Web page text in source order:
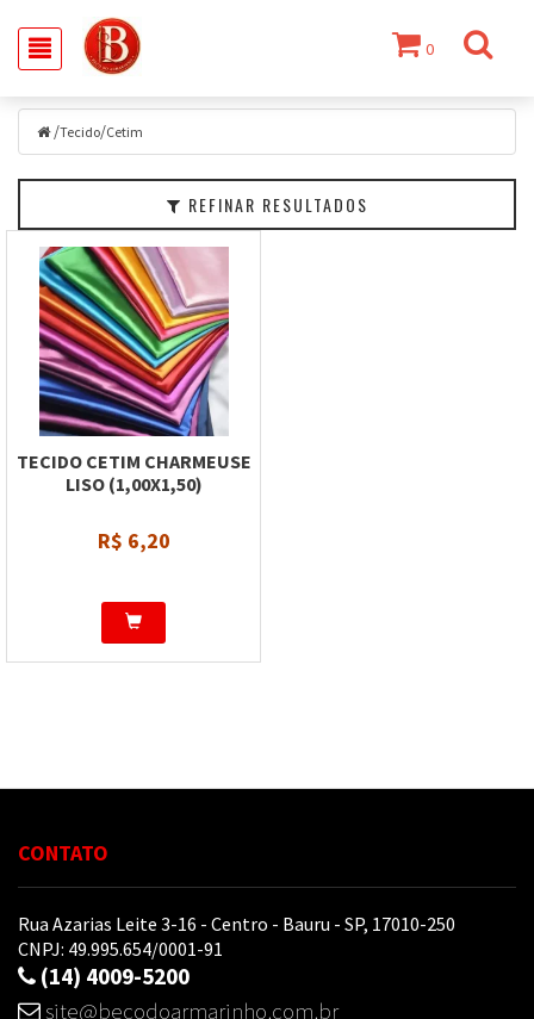
0
/Tecido/Cetim
REFINAR RESULTADOS
Filtrar
Tecido
Faixa
Preço
TECIDO CETIM CHARMEUSE
LISO (1,00X1,50)
R$ 6,20
CONTATO
Rua Azarias Leite 3-16 - Centro - Bauru - SP, 17010-250
CNPJ: 49.995.654/0001-91
(14) 4009-5200
site@becodoarmarinho.com.br